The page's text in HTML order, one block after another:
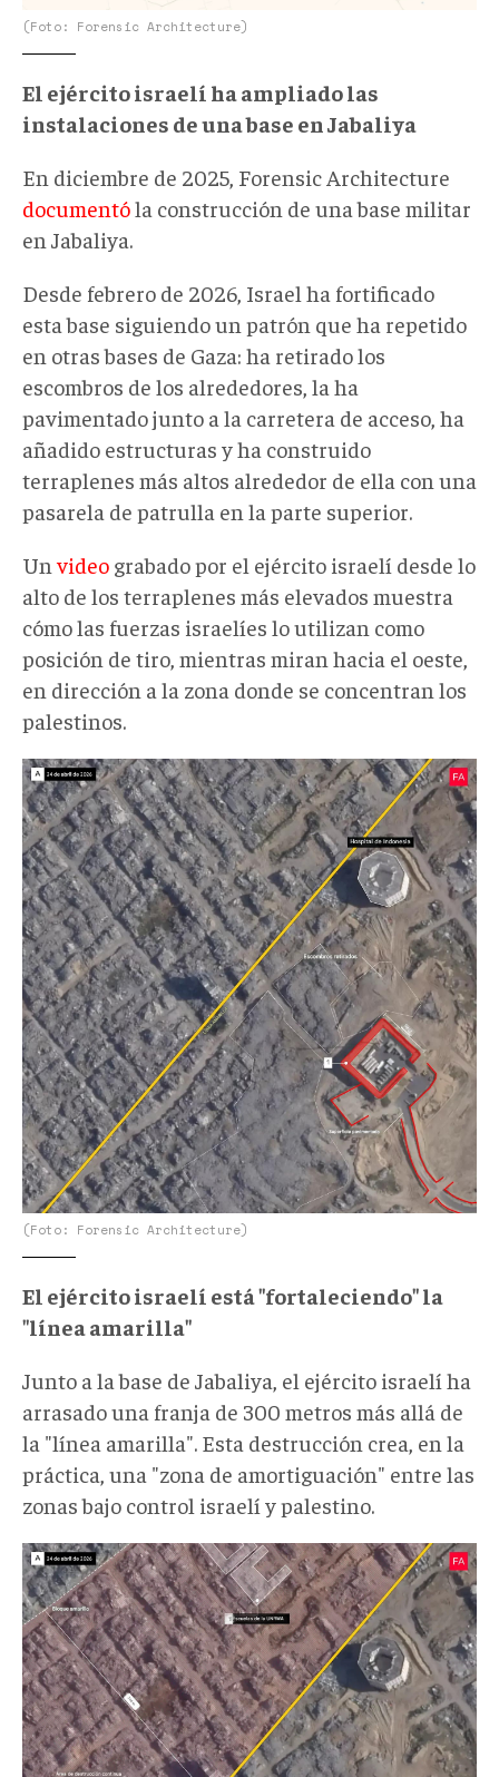
(Foto: Forensic Architecture)
El ejército israelí ha ampliado las
instalaciones de una base en Jabaliya
En diciembre de 2025, Forensic Architecture
documentóla construcción de una base militar
en Jabaliya.
Desde febrero de 2026, Israel ha fortificado
esta base siguiendo un patrón que ha repetido
en otras bases de Gaza: ha retirado los
escombros de los alrededores, la ha
pavimentado junto a la carretera de acceso, ha
añadido estructuras y ha construido
terraplenes más altos alrededor de ella con una
pasarela de patrulla en la parte superior.
Unvideo grabado por el ejército israelí desde lo
alto de los terraplenes más elevados muestra
cómo las fuerzas israelíes lo utilizan como
posición de tiro, mientras miran hacia el oeste,
en dirección a la zona donde se concentran los
palestinos.
ImgSat2.jpg
(Foto: Forensic Architecture)
El ejército israelí está "fortaleciendo" la
"línea amarilla"
Junto a la base de Jabaliya, el ejército israelí ha
arrasado una franja de 300 metros más allá de
la "línea amarilla". Esta destrucción crea, en la
práctica, una "zona de amortiguación" entre las
zonas bajo control israelí y palestino.
Lineaamarilla6.jpg